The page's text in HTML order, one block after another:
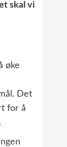
skal vi
øke
Det
for å